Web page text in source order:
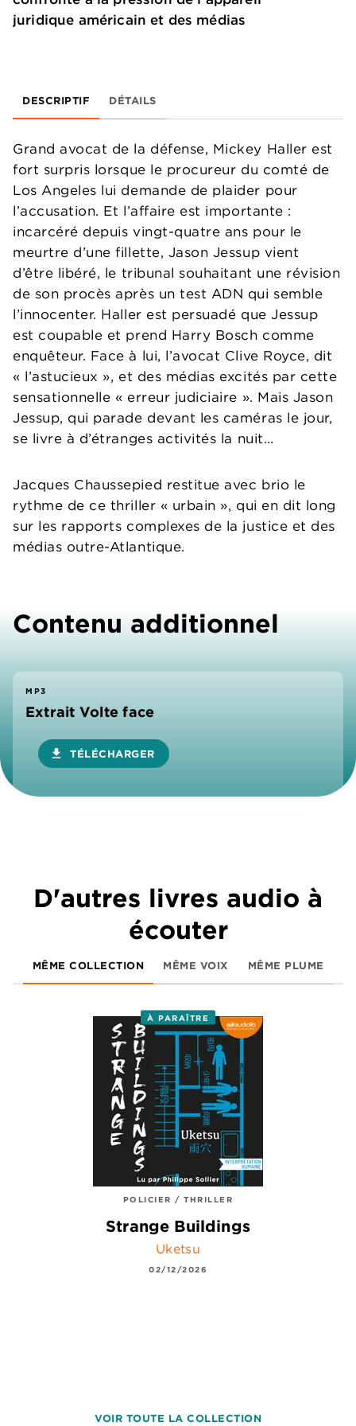
juridique américain et des médias
DESCRIPTIF DÉTAILS
Grand avocat de la défense, Mickey Haller est
fort surpris lorsque le procureur du comté de
Los Angeles lui demande de plaider pour
l’accusation. Et l’affaire est importante :
incarcéré depuis vingt-quatre ans pour le
meurtre d’une fillette, Jason Jessup vient
d’être libéré, le tribunal souhaitant une révision
de son procès après un test ADN qui semble
l’innocenter. Haller est persuadé que Jessup
est coupable et prend Harry Bosch comme
enquêteur. Face à lui, l’avocat Clive Royce, dit
« l’astucieux », et des médias excités par cette
sensationnelle « erreur judiciaire ». Mais Jason
Jessup, qui parade devant les caméras le jour,
se livre à d’étranges activités la nuit…
Jacques Chaussepied restitue avec brio le
rythme de ce thriller « urbain », qui en dit long
sur les rapports complexes de la justice et des
médias outre-Atlantique.
Contenu additionnel
MP3
Extrait Volte face
download TÉLÉCHARGER
D'autres livres audio à
écouter
MÊME COLLECTION MÊME VOIX MÊME PLUME
À PARAÎTRE
POLICIER / THRILLER
Strange Buildings
Uketsu
02/12/2026
VOIR TOUTE LA COLLECTION